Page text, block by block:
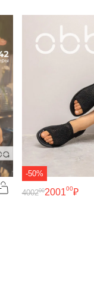
-50%
200100₽
400200